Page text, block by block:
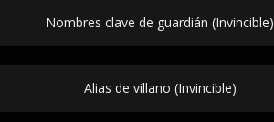
Nombres clave de guardián (Invincible)
Alias de villano (Invincible)